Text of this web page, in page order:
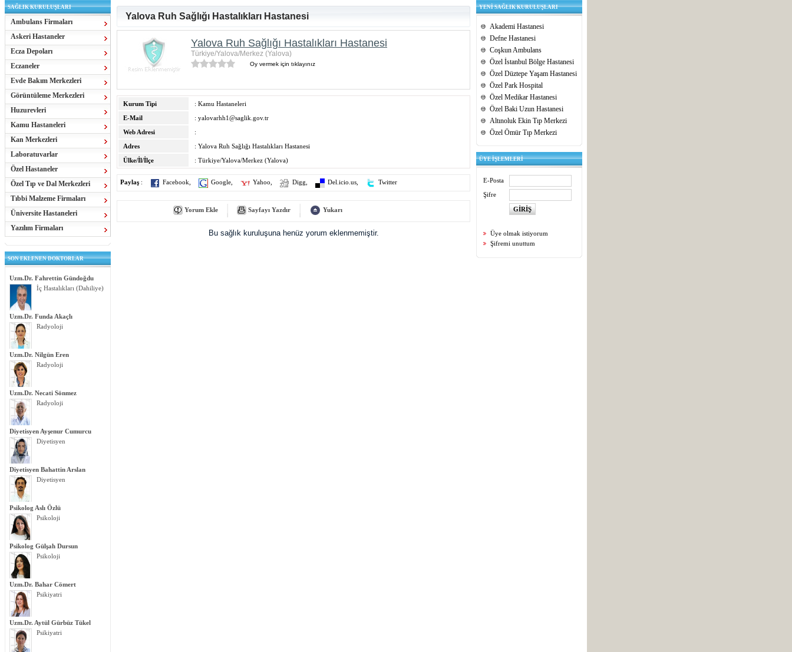
SAĞLIK KURULUŞLARI
Ambulans Firmaları
Askeri Hastaneler
Ecza Depoları
Eczaneler
Evde Bakım Merkezleri
Görüntüleme Merkezleri
Huzurevleri
Kamu Hastaneleri
Kan Merkezleri
Laboratuvarlar
Özel Hastaneler
Özel Tıp ve Dal Merkezleri
Tıbbi Malzeme Firmaları
Üniversite Hastaneleri
Yazılım Firmaları
SON EKLENEN DOKTORLAR
Uzm.Dr. Fahrettin Gündoğdu
İç Hastalıkları (Dahiliye)
Uzm.Dr. Funda Akaçlı
Radyoloji
Uzm.Dr. Nilgün Eren
Radyoloji
Uzm.Dr. Necati Sönmez
Radyoloji
Diyetisyen Ayşenur Cumurcu
Diyetisyen
Diyetisyen Bahattin Arslan
Diyetisyen
Psikolog Aslı Özlü
Psikoloji
Psikolog Gülşah Dursun
Psikoloji
Uzm.Dr. Bahar Cömert
Psikiyatri
Uzm.Dr. Aytül Gürbüz Tükel
Psikiyatri
Yalova Ruh Sağlığı Hastalıkları Hastanesi
Yalova Ruh Sağlığı Hastalıkları Hastanesi
Türkiye/Yalova/Merkez (Yalova)
Oy vermek için tıklayınız
Kurum Tipi
: Kamu Hastaneleri
E-Mail
: yalovarhh1@saglik.gov.tr
Web Adresi
:
Adres
: Yalova Ruh Sağlığı Hastalıkları Hastanesi
Ülke/İl/İlçe
: Türkiye/Yalova/Merkez (Yalova)
Paylaş : Facebook Google Yahoo Digg Del.icio.us Twitter
Yorum Ekle Sayfayı Yazdır Yukarı
Bu sağlık kuruluşuna henüz yorum eklenmemiştir.
YENİ SAĞLIK KURULUŞLARI
Akademi Hastanesi
Defne Hastanesi
Coşkun Ambulans
Özel İstanbul Bölge Hastanesi
Özel Düztepe Yaşam Hastanesi
Özel Park Hospital
Özel Medikar Hastanesi
Özel Baki Uzun Hastanesi
Altınoluk Ekin Tıp Merkezi
Özel Ömür Tıp Merkezi
ÜYE İŞLEMLERİ
E-Posta
Şifre
Üye olmak istiyorum
Şifremi unuttum